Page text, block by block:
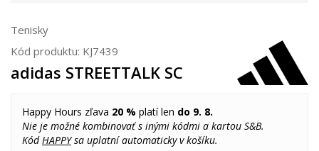
Tenisky
Kód produktu: KJ7439
adidas STREETTALK SC
Happy Hours zľava 20 % platí len do 9. 8.
Nie je možné kombinovať s inými kódmi a kartou S&B.
KódHAPPYsa uplatní automaticky v košíku.